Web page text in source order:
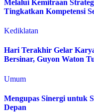
Melalui Kemitraan
Tingkatkan Kompetensi
Kediklatan
Hari Terakhir Gelar
Bersinar, Guyon Waton
Umum
Mengupas Sinergi untuk
Depan